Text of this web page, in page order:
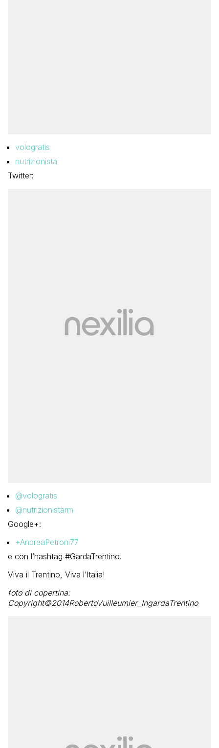
vologratis
nutrizionista
Twitter:
@vologratis
@nutrizionistarm
Google+:
+AndreaPetroni77
e con l’hashtag #GardaTrentino.
Viva il Trentino, Viva l’Italia!
foto di copertina:
Copyright©2014RobertoVuilleumier_IngardaTrentino